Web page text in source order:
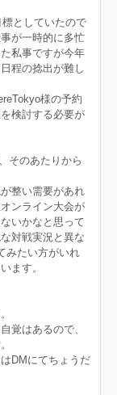
としていたので
が一時的に多忙
私事ですが今年
程の捻出が難し
様の予約
検討する必要が
そのあたりから
整い需要があれ
ンライン大会が
いかなと思って
対戦実況と異な
みたい方がいれ
ます。
覚はあるので、
DMにてちょうだ